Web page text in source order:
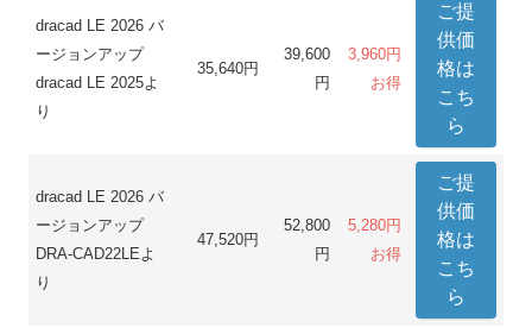
dracad LE 2026 バ
ージョンアップ
dracad LE 2025よ
り
35,640円
39,600
円
3,960円
お得
ご提
供価
格は
こち
ら
dracad LE 2026 バ
ージョンアップ
DRA-CAD22LEよ
り
47,520円
52,800
円
5,280円
お得
ご提
供価
格は
こち
ら